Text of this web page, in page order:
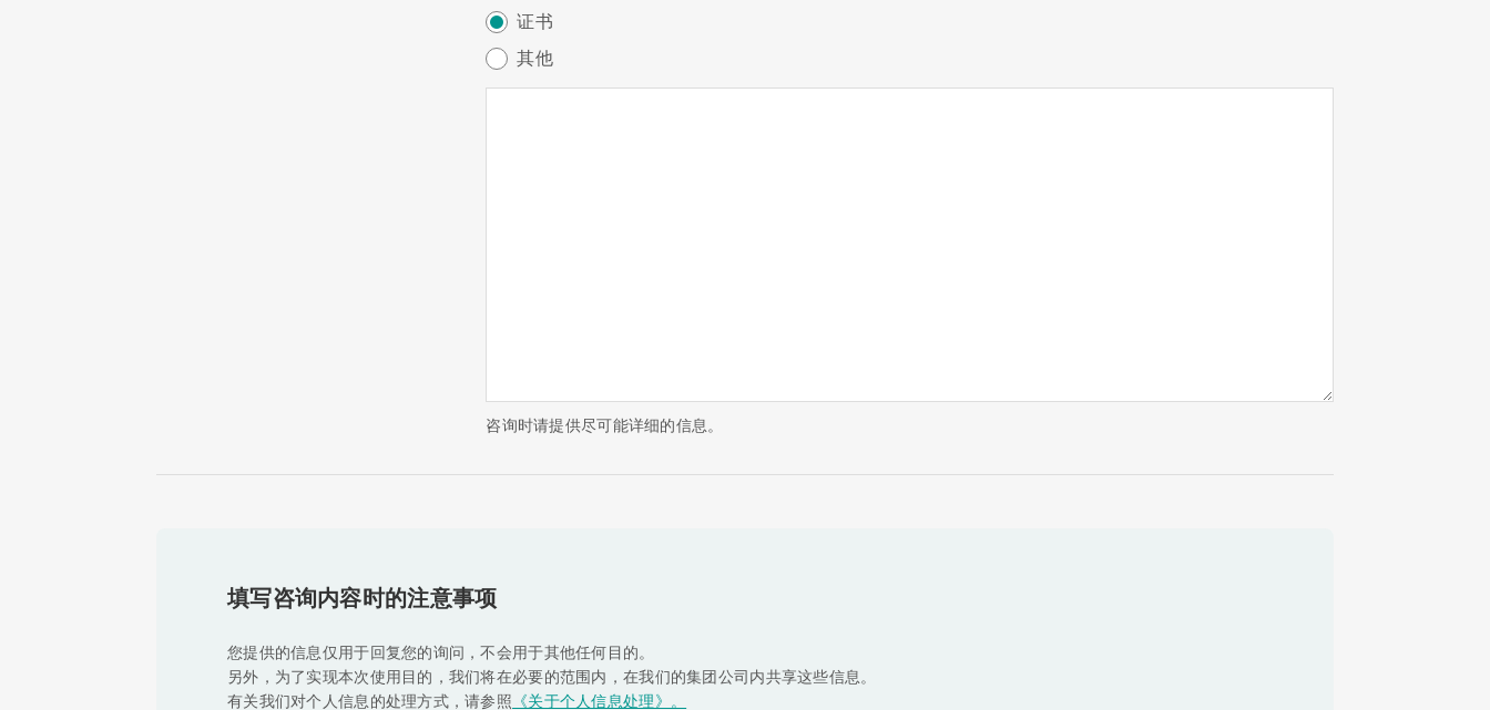
证书
其他
咨询时请提供尽可能详细的信息。
填写咨询内容时的注意事项
您提供的信息仅用于回复您的询问，不会用于其他任何目的。
另外，为了实现本次使用目的，我们将在必要的范围内，在我们的集团公司内共享这些信息。
有关我们对个人信息的处理方式，请参照 《关于个人信息处理》。